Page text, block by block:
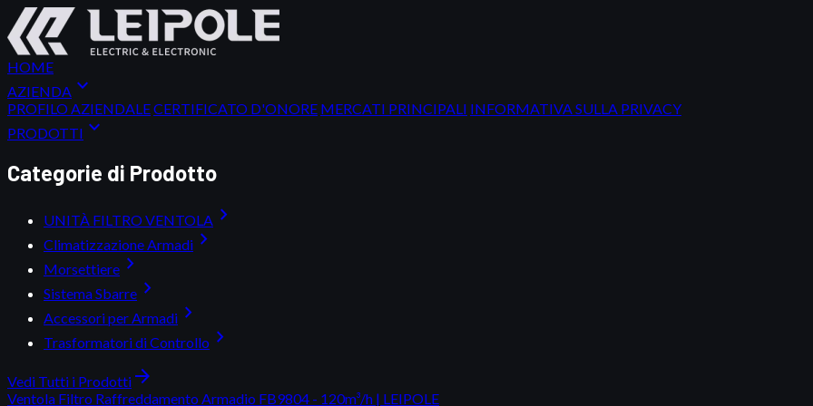
HOME
AZIENDA expand_more
PROFILO AZIENDALECERTIFICATO D'ONORE MERCATI PRINCIPALI INFORMATIVA SULLA PRIVACY
PRODOTTI expand_more
Categorie di Prodotto
UNITÀ FILTRO VENTOLA chevron_right
Climatizzazione Armadi chevron_right
Morsettiere chevron_right
Sistema Sbarre chevron_right
Accessori per Armadi chevron_right
Trasformatori di Controllo chevron_right
Vedi Tutti i Prodotti arrow_forward
Ventola Filtro Raffreddamento Armadio FB9804 - 120m³/h | LEIPOLE